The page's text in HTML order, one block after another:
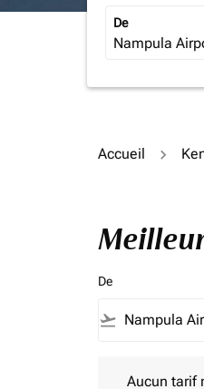
De
Accueil
De
flight_takeoff
Aucun tarif